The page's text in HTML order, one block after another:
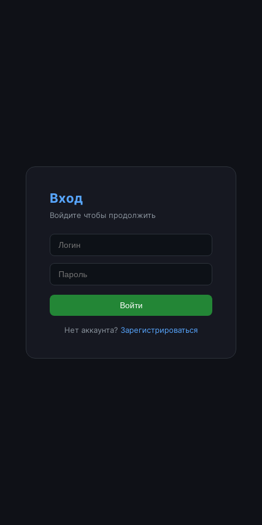
Вход
Войдите чтобы продолжить
Войти
Нет аккаунта? Зарегистрироваться